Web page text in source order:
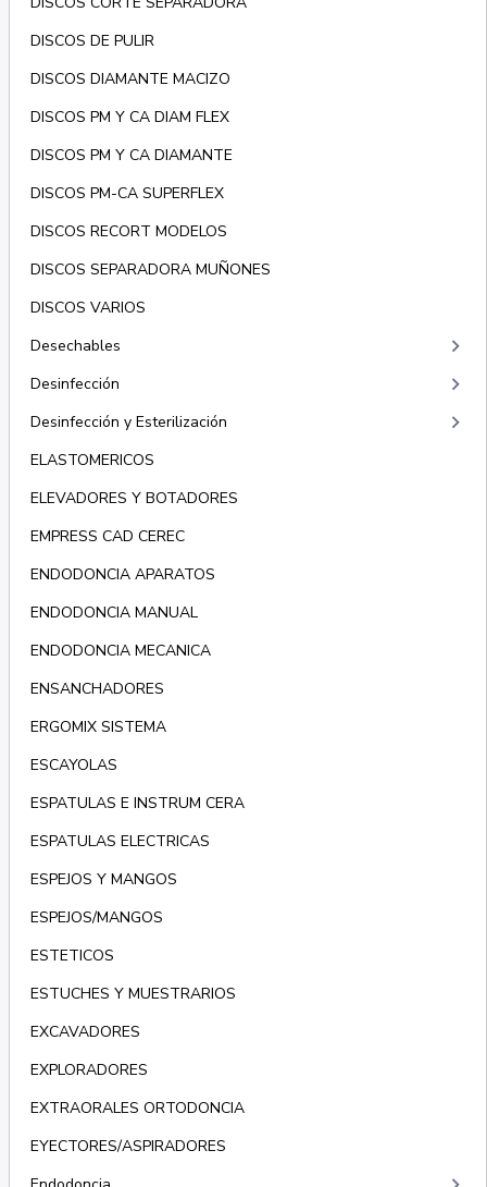
DISCOS DE PULIR
DISCOS DIAMANTE MACIZO
DISCOS PM Y CA DIAM FLEX
DISCOS PM Y CA DIAMANTE
DISCOS PM-CA SUPERFLEX
DISCOS RECORT MODELOS
DISCOS SEPARADORA MUÑONES
DISCOS VARIOS
Desechables
keyboard_arrow_right
Desinfección keyboard_arrow_right
Desinfección y Esterilización keyboard_arrow_right
ELASTOMERICOS
ELEVADORES Y BOTADORES
EMPRESS CAD CEREC
ENDODONCIA APARATOS
ENDODONCIA MANUAL
ENDODONCIA MECANICA
ENSANCHADORES
ERGOMIX SISTEMA
ESCAYOLAS
ESPATULAS E INSTRUM CERA
ESPATULAS ELECTRICAS
ESPEJOS Y MANGOS
ESPEJOS/MANGOS
ESTETICOS
ESTUCHES Y MUESTRARIOS
EXCAVADORES
EXPLORADORES
EXTRAORALES ORTODONCIA
EYECTORES/ASPIRADORES